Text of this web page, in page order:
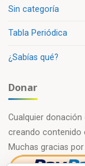
Sin categoría
Tabla Periódica
¿Sabías qué?
Donar
Cualquier
creando contenido
Muchas gracias